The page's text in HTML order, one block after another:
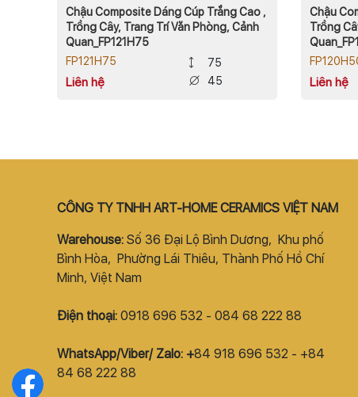
Chậu Composite Dáng Cúp Trắng Cao ,
Trồng Cây, Trang Trí Văn Phòng, Cảnh
Quan_FP121H75
FP121H75
Liên hệ
75
45
Chậu
Trồng
Liên hệ
CÔNG TY TNHH ART-HOME CERAMICS VIỆT NAM
Warehouse: Số 36 Đại Lộ Bình Dương, Khu phố
Bình Hòa, Phường Lái Thiêu, Thành Phố Hồ Chí
Minh, Việt Nam
Điện thoại: 0918 696 532 - 084 68 222 88
WhatsApp/Viber/ Zalo: +84 918 696 532 - +84
84 68 222 88